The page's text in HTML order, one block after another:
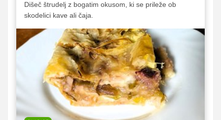
Dišeč štrudelj z bogatim okusom, ki se prileže ob
skodelici kave ali čaja.